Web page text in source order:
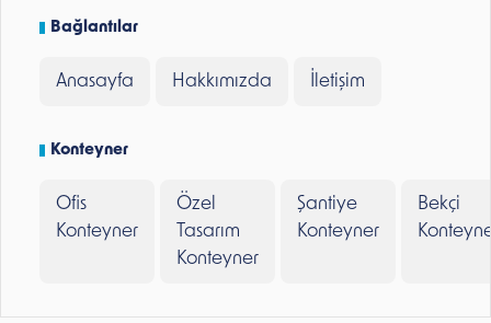
Bağlantılar
Anasayfa Hakkımızda İletişim
Konteyner
Ofis
Konteyner
Özel
Tasarım
Konteyner
Şantiye
Konteyner
Bekçi